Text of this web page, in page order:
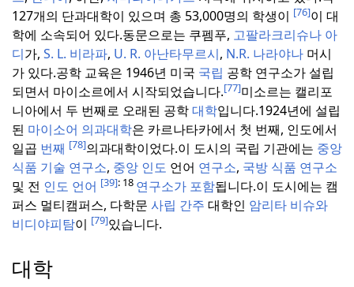
127개의 단과대학이 있으며 총 53,000명의 학생이 [76]이 대
학에 소속되어 있다.동문으로는 쿠펨푸, 고팔라크리슈나 아
디가, S. L. 비라파, U. R. 아난타무르시, N.R. 나라야나 머시
가 있다.공학 교육은 1946년 미국 국립 공학 연구소가 설립
되면서 마이소르에서 시작되었습니다.[77]미소르는 캘리포
니아에서 두 번째로 오래된 공학대학입니다.1924년에 설립
된 마이소어 의과대학은 카르나타카에서 첫 번째, 인도에서
일곱 번째 [78]의과대학이었다.이 도시의 국립 기관에는 중앙
식품 기술 연구소, 중앙 인도 언어 연구소, 국방 식품 연구소
및 전 인도 언어 [39]: 18 연구소가 포함됩니다.이 도시에는 캠
퍼스 멀티캠퍼스, 다학문 사립 간주 대학인 암리타 비슈와
비디야피탐이 [79]있습니다.
대학